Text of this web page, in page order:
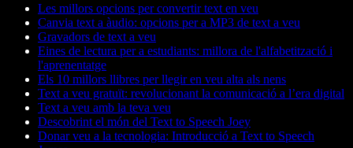
Les millors opcions per convertir text en veu
Canvia text a àudio: opcions per a MP3 de text a veu
Gravadors de text a veu
Eines de lectura per a estudiants: millora de l'alfabetització i
l'aprenentatge
Els 10 millors llibres per llegir en veu alta als nens
Text a veu gratuït: revolucionant la comunicació a l’era digital
Text a veu amb la teva veu
Descobrint el món del Text to Speech Joey
Donar veu a la tecnologia: Introducció a Text to Speech